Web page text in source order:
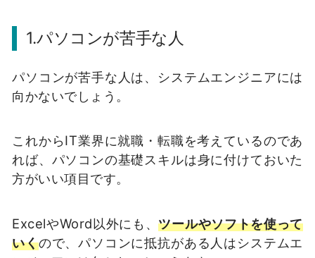
1.パソコンが苦手な人
パソコンが苦手な人は、システムエンジニアには
向かないでしょう。
これからIT業界に就職・転職を考えているのであ
れば、パソコンの基礎スキルは身に付けておいた
方がいい項目です。
ExcelやWord以外にも、ツールやソフトを使って
いくので、パソコンに抵抗がある人はシステムエ